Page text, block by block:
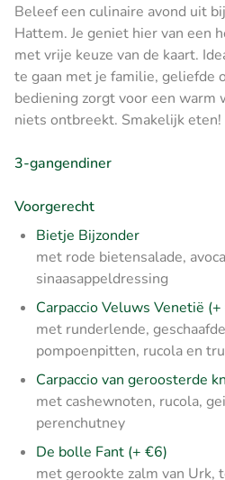
Beleef een culinaire avond uit
Hattem. Je geniet hier van een
met vrije keuze van de kaart.
te gaan met je familie, geliefde
bediening zorgt voor een warm
niets ontbreekt. Smakelijk eten!
3-gangendiner
Voorgerecht
Bietje Bijzonder
met rode bietensalade,
sinaasappeldressing
Carpaccio Veluws Venetië
met runderlende,
pompoenpitten, rucola en
Carpaccio van geroosterde
met cashewnoten, rucola,
perenchutney
De bolle Fant (+ €6)
met gerookte zalm van Urk,